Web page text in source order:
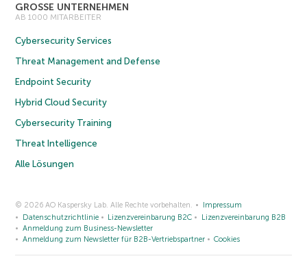
GROSSE UNTERNEHMEN
AB 1000 MITARBEITER
Cybersecurity Services
Threat Management and Defense
Endpoint Security
Hybrid Cloud Security
Cybersecurity Training
Threat Intelligence
Alle Lösungen
© 2026 AO Kaspersky Lab. Alle Rechte vorbehalten.
Impressum
Datenschutzrichtlinie
Lizenzvereinbarung B2C
Lizenzvereinbarung B2B
Anmeldung zum Business-Newsletter
Anmeldung zum Newsletter für B2B-Vertriebspartner
Cookies